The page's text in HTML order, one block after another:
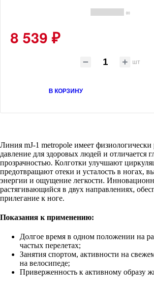
(0)
8 539 ₽
шт
В КОРЗИНУ
Линия mJ-1 metropole имеет физиологически
давление для здоровых людей и отличается
прозрачностью. Колготки улучшают
предотвращают отеки и усталость в ногах,
энергии и ощущение легкости.
растягивающийся в двух направлениях,
прилегание к ноге.
Показания к применению:
Долгое время в одном положении на
частых перелетах;
Занятия спортом, активности на
на велосипеде;
Приверженность к активному образу